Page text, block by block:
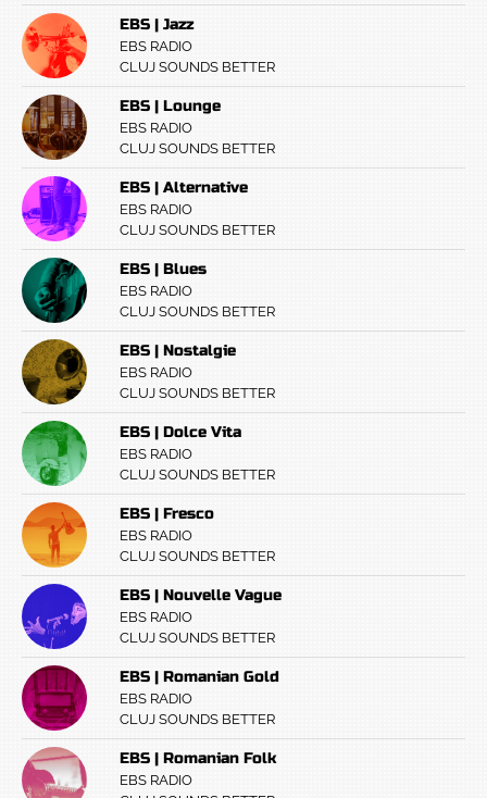
EBS | Jazz
EBS RADIO
CLUJ SOUNDS BETTER
EBS | Lounge
EBS RADIO
CLUJ SOUNDS BETTER
EBS | Alternative
EBS RADIO
CLUJ SOUNDS BETTER
EBS | Blues
EBS RADIO
CLUJ SOUNDS BETTER
EBS | Nostalgie
EBS RADIO
CLUJ SOUNDS BETTER
EBS | Dolce Vita
EBS RADIO
CLUJ SOUNDS BETTER
EBS | Fresco
EBS RADIO
CLUJ SOUNDS BETTER
EBS | Nouvelle Vague
EBS RADIO
CLUJ SOUNDS BETTER
EBS | Romanian Gold
EBS RADIO
CLUJ SOUNDS BETTER
EBS | Romanian Folk
EBS RADIO